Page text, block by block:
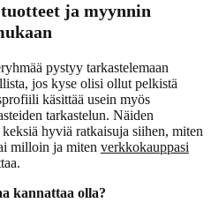
ja myynnin
pystyy tarkastelemaan
jos kyse olisi ollut pelkistä
käsittää usein myös
tarkastelun. Näiden
hyviä ratkaisuja siihen, miten
milloin ja miten verkkokauppasi
kannattaa olla?